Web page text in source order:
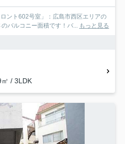
ント602号室」：広島市西区エリアの
バルコニー面積です！バ... もっと見る
/ 3LDK